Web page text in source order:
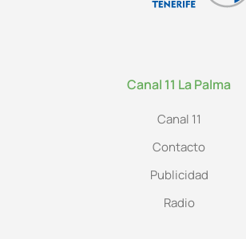
Canal 11 La Palma
Canal 11
Contacto
Publicidad
Radio